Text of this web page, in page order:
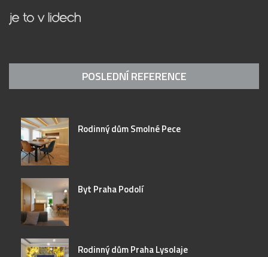
POSLEDNÍ REFERENCE
Rodinný dům Smolné Pece
Byt Praha Podolí
Rodinný dům Praha Lysolaje